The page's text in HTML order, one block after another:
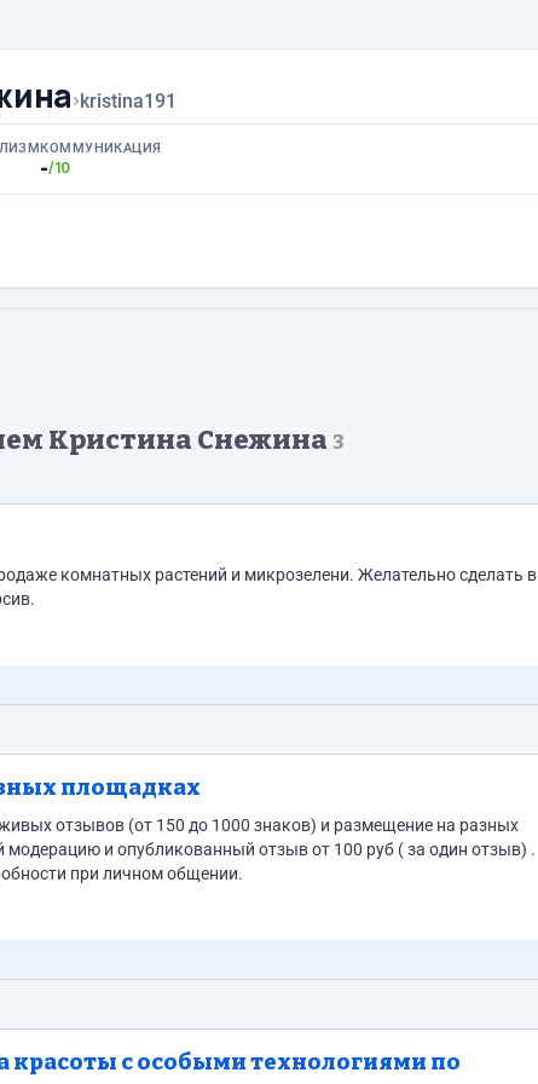
›kristina191
КОММУНИКАЦИЯ
-/10
Кристина Снежина 3
комнатных растений и микрозелени. Желательно сделать в
площадках
и опубликованный отзыв от 100 руб ( за один отзыв) .
при личном общении.
красоты с особыми технологиями по